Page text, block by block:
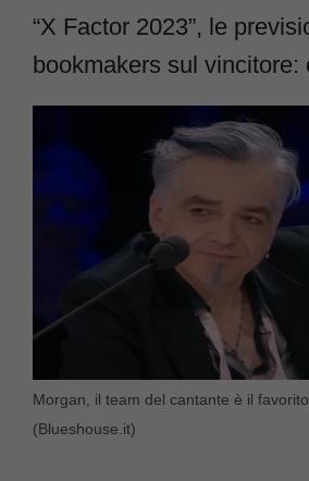
“X Factor 2023”, le
bookmakers sul vincitore:
Morgan, il team del cantante è il
(Blueshouse.it)